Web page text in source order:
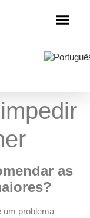
as
um problema